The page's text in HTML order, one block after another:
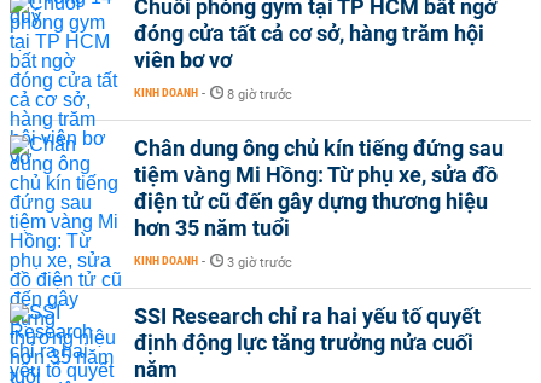
Chuỗi phòng gym tại TP HCM bất ngờ
đóng cửa tất cả cơ sở, hàng trăm hội
viên bơ vơ
KINH DOANH - 8 giờ trước
Chân dung ông chủ kín tiếng đứng sau
tiệm vàng Mi Hồng: Từ phụ xe, sửa đồ
điện tử cũ đến gây dựng thương hiệu
hơn 35 năm tuổi
KINH DOANH - 3 giờ trước
SSI Research chỉ ra hai yếu tố quyết
định động lực tăng trưởng nửa cuối
năm